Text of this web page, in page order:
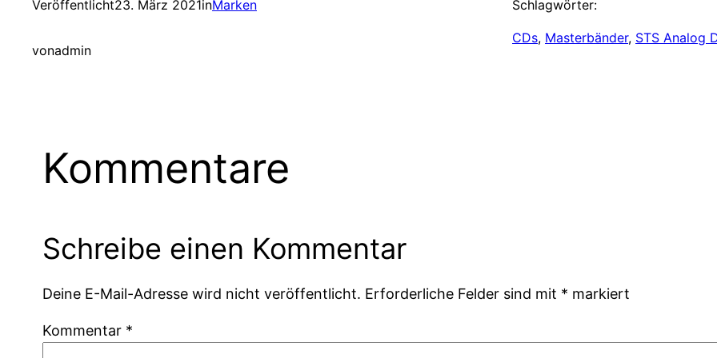
Veröffentlicht23. März 2021inMarken
vonadmin
Schlagwörter:
CDs, Masterbänder, STS Analog
Kommentare
Schreibe einen Kommentar
Deine E-Mail-Adresse wird nicht veröffentlicht. Erforderliche Felder sind mit * markiert
Kommentar *